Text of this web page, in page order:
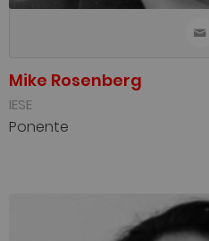
Mike Rosenberg
IESE
Ponente